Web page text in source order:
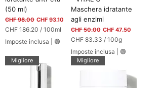
(50 ml)
Prezzo regolare
CHF 98.00 Prezzo scontato
CHF 93.10
CHF 186.20 / 100ml
H
Imposte inclusa 🟢
Maschera idratante
agli enzimi
Prezzo regolare
CHF 50.00 Prezzo scontato
CHF 47.50
CHF 83.33 / 100g
H
Imposte inclusa 🟢
Migliore Migliore